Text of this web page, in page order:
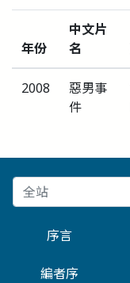
年份
中文片
名
2008
惡男事
件
序言
編者序